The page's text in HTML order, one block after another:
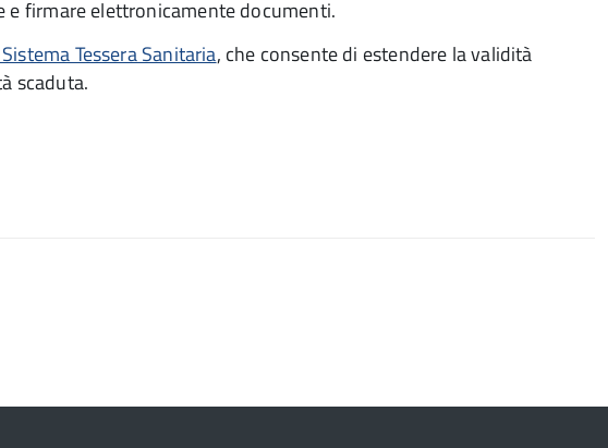
e firmare elettronicamente documenti.
Tessera Sanitaria, che consente di estendere la validità
scaduta.